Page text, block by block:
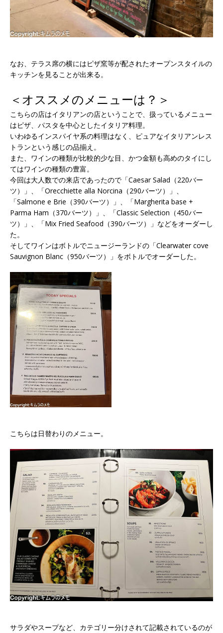
なお、テラス席の横にはピザ窯等が配されたオープンスタイルの
キッチンを見ることが出来る。
＜オススメのメニューは？＞
こちらの店はイタリアンの店ということで、扱っているメニュー
はピザ、パスタを中心としたイタリア料理。
いわゆるインスパイヤ系の料理はなく、ピュアなイタリアンレス
トランという感じの品揃え。
また、ワインの種類が比較的少な目、かつ金額も高めのタイにし
てはワインの種類の豊富。
今回は大人数での来店であったので「Caesar Salad（220バー
ツ）」、「Orecchiette alla Norcina（290バーツ）」、
「Salmone e Brie（390バーツ）」、「Margherita base +
Parma Ham（370バーツ）」、「Classic Selection（450バー
ツ）」、「Mix Fried Seafood（390バーツ）」などをオーダーし
た。
そしてワインはボトルでニュージーランドの「Clearwater cove
Sauvignon Blanc（950バーツ）」をボトルでオーダーした。
こちらは日替わりのメニュー。
サラダやスープなど、カテゴリー分けされて記載されているのが